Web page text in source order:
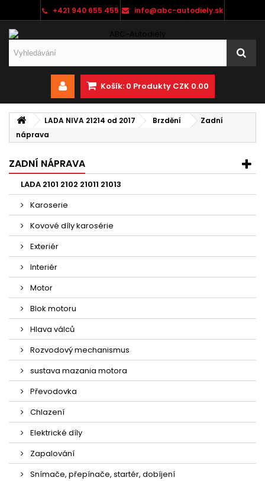
+421 940 655 455 info@abc-autodiely.sk
Košík: 0 Produkty CZK 0.00
LADA NIVA 21214 od 2017 Brzdění
Zadní
náprava
ZADNÍ NÁPRAVA
LADA 2101 2102 21011 21013
Karoserie
Kovové díly karosérie
Exteriér
Interiér
Motor
Blok motoru
Hlava válců
Rozvodový mechanismus
sustava mazania motora
Převodovka
Chlazení
Elektrické díly
Zapalování
Snímače, přepínače, startér, dobíjení